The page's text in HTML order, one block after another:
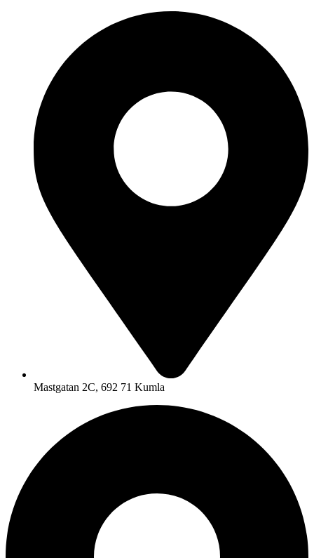
Mastgatan 2C, 692 71 Kumla